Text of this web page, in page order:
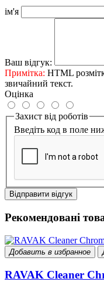
ім'я
Ваш відгук:
Примітка: HTML
звичайний текст.
Оцінка
Захист від роботів
Введіть код в поле
Відправити відгук
Рекомендовані
Добавить в избранное
RAVAK Cleaner